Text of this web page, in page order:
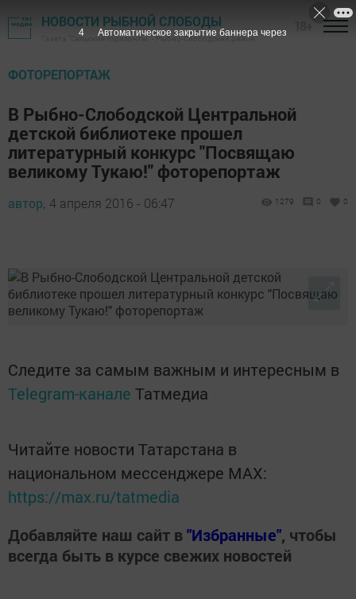
НОВОСТИ РЫБНОЙ СЛОБОДЫ
Газета "Сельские горизонты" - Рыбно-Слободский район
ФОТОРЕПОРТАЖ
В Рыбно-Слободской Центральной
детской библиотеке прошел
литературный конкурс "Посвящаю
великому Тукаю!" фоторепортаж
автор, 4 апреля 2016 - 06:47 1279 0 0
Следите за самым важным и интересным в
Telegram-канале Татмедиа
Читайте новости Татарстана в
национальном мессенджере MАХ:
https://max.ru/tatmedia
Добавляйте наш сайт в"Избранные", чтобы
всегда быть в курсе свежих новостей
3 Автоматическое закрытие баннера через